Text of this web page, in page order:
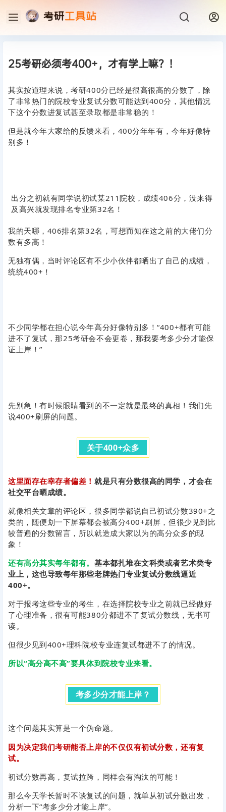
25考研必须考400+，才有学上嘛？！
其实按道理来说，考研400分已经是很高很高的分数了，除
了非常热门的院校专业复试分数可能达到400分，其他情况
下这个分数进复试甚至录取都是非常稳的！
但是就今年大家给的反馈来看，400分年年有，今年好像特
别多！
出分之初就有同学说初试某211院校，成绩406分，没来得
及高兴就发现排名专业第32名！
我的天哪，406排名第32名，可想而知在这之前的大佬们分
数有多高！
无独有偶，当时评论区有不少小伙伴都晒出了自己的成绩，
统统400+！
不少同学都在担心说今年高分好像特别多！“400+都有可能
进不了复试，那25考研会不会更卷，那我要考多少分才能保
证上岸！”
先别急！有时候眼睛看到的不一定就是最终的真相！我们先
说400+刷屏的问题。
01
关于400+众多
这里面存在幸存者偏差！ 就是只有分数很高的同学，才会在
社交平台晒成绩。
就像相关文章的评论区，很多同学都说自己初试分数390+之
类的，随便划一下屏幕都会被高分400+刷屏，但很少见到比
较普遍的分数留言，所以就造成大家以为的高分众多的现
象！
还有高分其实每年都有。 基本都扎堆在文科类或者艺术类专
业上，这也导致每年那些老牌热门专业复试分数线逼近
400+。
对于报考这些专业的考生，在选择院校专业之前就已经做好
了心理准备，很有可能380分都进不了复试分数线，无书可
读。
但很少见到400+理科院校专业连复试都进不了的情况。
所以“高分高不高”要具体到院校专业来看。
02
考多少分才能上岸？
这个问题其实算是一个伪命题。
因为决定我们考研能否上岸的不仅仅有初试分数，还有复
试。
初试分数再高，复试拉跨，同样会有淘汰的可能！
那么今天学长暂时不谈复试的问题，就单从初试分数出发，
分析一下“考多少分才能上岸”。